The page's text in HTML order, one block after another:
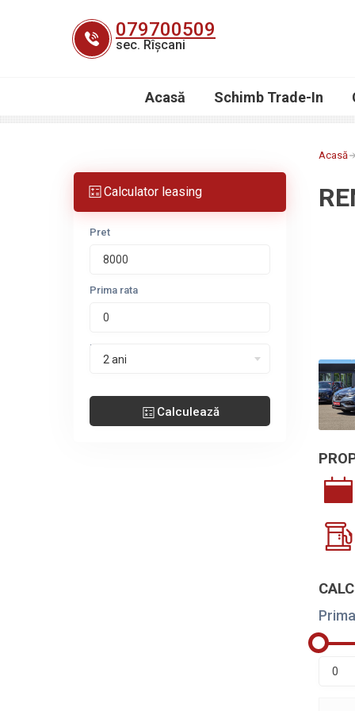
079700509
sec. Rîșcani
Acasă Schimb Trade-In
Calculator leasing
Pret
Prima rata
Perioada leasing
2 ani
Calculează
Acasă